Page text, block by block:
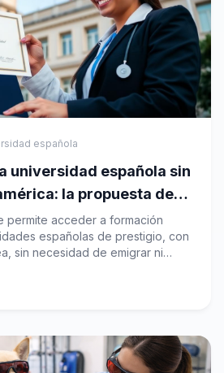
española
universidad española sin
la propuesta de
permite acceder a formación
españolas de prestigio, con
sin necesidad de emigrar ni